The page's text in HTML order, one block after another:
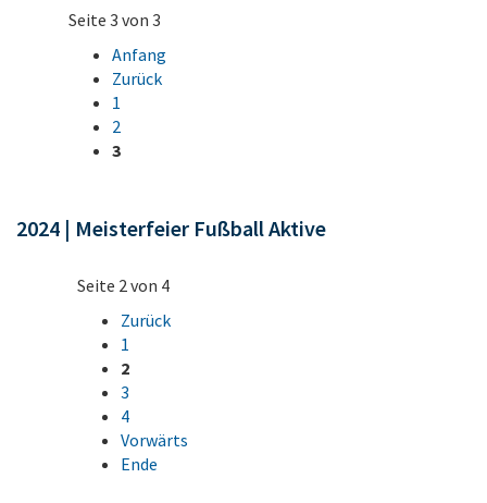
Seite 3 von 3
Anfang
Zurück
1
2
3
2024 | Meisterfeier Fußball Aktive
Seite 2 von 4
Zurück
1
2
3
4
Vorwärts
Ende